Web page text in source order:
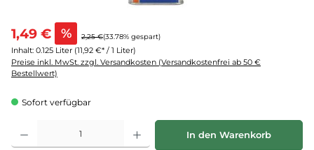
1,49 € % 2,25 €(33.78% gespart)
Inhalt: 0.125 Liter (11,92 €* / 1 Liter)
Preise inkl. MwSt. zzgl. Versandkosten (Versandkostenfrei ab 50 €
Bestellwert)
Sofort verfügbar
Produkt Anzahl: Gib den gewünschten Wert ein oder benutze die Schaltflächen
In den Warenkorb